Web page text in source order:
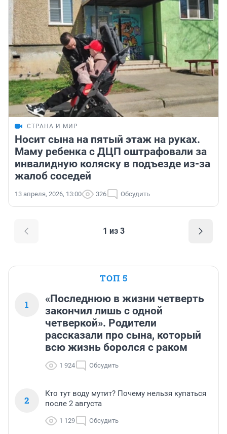
СТРАНА И МИР
Носит сына на пятый этаж на руках.
Маму ребенка с ДЦП оштрафовали за
инвалидную коляску в подъезде из-за
жалоб соседей
13 апреля, 2026, 13:00 326 Обсудить
1 из 3
ТОП 5
1
«Последнюю в жизни четверть
закончил лишь с одной
четверкой». Родители
рассказали про сына, который
всю жизнь боролся с раком
1 924 Обсудить
2
Кто тут воду мутит? Почему нельзя купаться
после 2 августа
1 129 Обсудить